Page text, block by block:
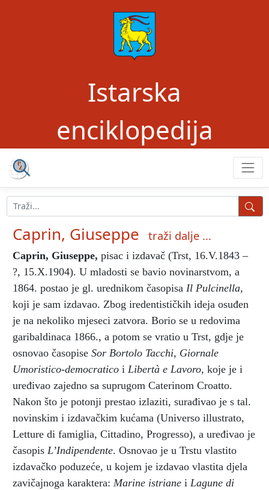
Istarska
enciklopedija
Caprin, Giuseppe traži dalje ...
Caprin, Giuseppe, pisac i izdavač (Trst, 16.V.1843 –
?, 15.X.1904). U mladosti se bavio novinarstvom, a
1864. postao je gl. urednikom časopisa Il Pulcinella,
koji je sam izdavao. Zbog iredentističkih ideja osuđen
je na nekoliko mjeseci zatvora. Borio se u redovima
garibaldinaca 1866., a potom se vratio u Trst, gdje je
osnovao časopise Sor Bortolo Tacchi, Giornale
Umoristico-democratico i Libertà e Lavoro, koje je i
uređivao zajedno sa suprugom Caterinom Croatto.
Nakon što je potonji prestao izlaziti, surađivao je s tal.
novinskim i izdavačkim kućama (Universo illustrato,
Letture di famiglia, Cittadino, Progresso), a uređivao je
časopis L’Indipendente. Osnovao je u Trstu vlastito
izdavačko poduzeće, u kojem je izdavao vlastita djela
zavičajnoga karaktera: Marine istriane i Lagune di